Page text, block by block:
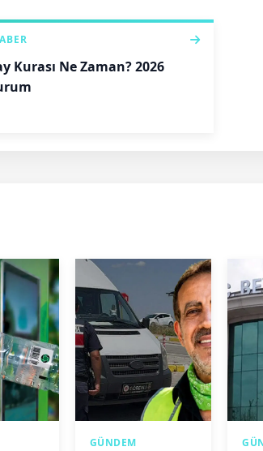
Kurası Ne Zaman? 2026
GÜNDEM